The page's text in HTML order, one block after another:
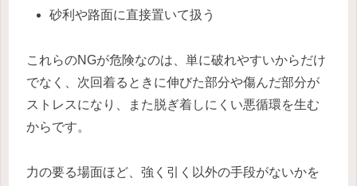
砂利や路面に直接置いて扱う
これらのNGが危険なのは、単に破れやすいからだけ
でなく、次回着るときに伸びた部分や傷んだ部分が
ストレスになり、また脱ぎ着しにくい悪循環を生む
からです。
力の要る場面ほど、強く引く以外の手段がないかを